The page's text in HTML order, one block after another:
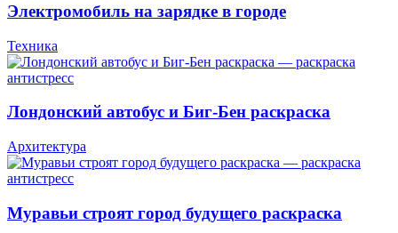
Электромобиль на зарядке в городе
Техника
Лондонский автобус и Биг-Бен раскраска
Архитектура
Муравьи строят город будущего раскраска